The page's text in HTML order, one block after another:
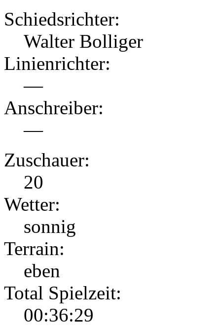
Schiedsrichter:
Walter Bolliger
Linienrichter:
—
Anschreiber:
—
Zuschauer:
20
Wetter:
sonnig
Terrain:
eben
Total Spielzeit:
00:36:29